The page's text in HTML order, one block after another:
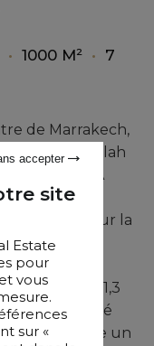
• 1000 M² • 7
de Marrakech,
de Sidi Abdellah
avec VNA
son
sur la
de 1,3
la propriété
et offre un
site
Estate
pour
vous
sur «
accepter